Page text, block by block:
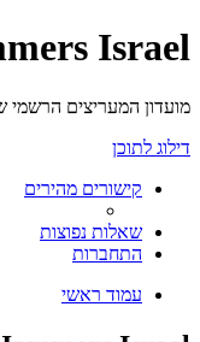
Israel
מועדון המעריצים
דילוג לתוכן
קישורים מהירים
שאלות נפוצות
התחברות
עמוד ראשי